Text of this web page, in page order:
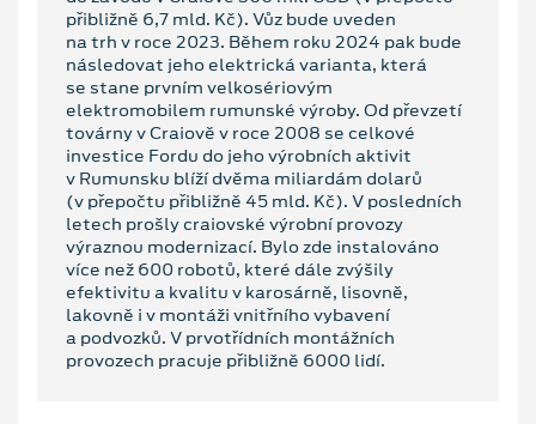
přibližně 6,7 mld. Kč). Vůz bude uveden
na trh v roce 2023. Během roku 2024 pak bude
následovat jeho elektrická varianta, která
se stane prvním velkosériovým
elektromobilem rumunské výroby. Od převzetí
továrny v Craiově v roce 2008 se celkové
investice Fordu do jeho výrobních aktivit
v Rumunsku blíží dvěma miliardám dolarů
(v přepočtu přibližně 45 mld. Kč). V posledních
letech prošly craiovské výrobní provozy
výraznou modernizací. Bylo zde instalováno
více než 600 robotů, které dále zvýšily
efektivitu a kvalitu v karosárně, lisovně,
lakovně i v montáži vnitřního vybavení
a podvozků. V prvotřídních montážních
provozech pracuje přibližně 6000 lidí.